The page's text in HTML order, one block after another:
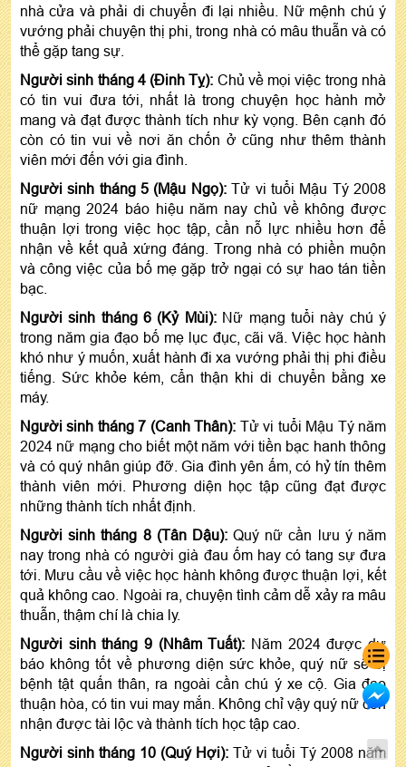
nhà cửa và phải di chuyển đi lại nhiều. Nữ mệnh chú ý
vướng phải chuyện thị phi, trong nhà có mâu thuẫn và có
thể gặp tang sự.
Người sinh tháng 4 (Đinh Tỵ): Chủ về mọi việc trong nhà
có tin vui đưa tới, nhất là trong chuyện học hành mở
mang và đạt được thành tích như kỳ vọng. Bên cạnh đó
còn có tin vui về nơi ăn chốn ở cũng như thêm thành
viên mới đến với gia đình.
Người sinh tháng 5 (Mậu Ngọ):Tử vi tuổi Mậu Tý 2008
nữ mạng 2024 báo hiệu năm nay chủ về không được
thuận lợi trong việc học tập, cần nỗ lực nhiều hơn để
nhận về kết quả xứng đáng. Trong nhà có phiền muộn
và công việc của bố mẹ gặp trở ngại có sự hao tán tiền
bạc.
Người sinh tháng 6 (Kỷ Mùi):Nữ mạng tuổi này chú ý
trong năm gia đạo bố mẹ lục đục, cãi vã. Việc học hành
khó như ý muốn, xuất hành đi xa vướng phải thị phi điều
tiếng. Sức khỏe kém, cẩn thận khi di chuyển bằng xe
máy.
Người sinh tháng 7 (Canh Thân): Tử vi tuổi Mậu Tý năm
2024 nữ mạng cho biết một năm với tiền bạc hanh thông
và có quý nhân giúp đỡ. Gia đình yên ấm, có hỷ tín thêm
thành viên mới. Phương diện học tập cũng đạt được
những thành tích nhất định.
Người sinh tháng 8 (Tân Dậu):Quý nữ cần lưu ý năm
nay trong nhà có người già đau ốm hay có tang sự đưa
tới. Mưu cầu về việc học hành không được thuận lợi, kết
quả không cao. Ngoài ra, chuyện tình cảm dễ xảy ra mâu
thuẫn, thậm chí là chia ly.
Người sinh tháng 9 (Nhâm Tuất): Năm 2024 được dự
báo không tốt về phương diện sức khỏe, quý nữ sẽ bị
bệnh tật quấn thân, ra ngoài cần chú ý xe cộ. Gia đạo
thuận hòa, có tin vui may mắn. Không chỉ vậy quý nữ còn
nhận được tài lộc và thành tích học tập cao.
Người sinh tháng 10 (Quý Hợi): Tử vi tuổi Tý 2008 năm